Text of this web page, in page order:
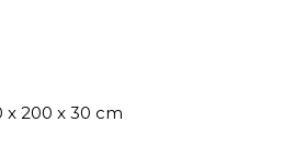
x 200 x 30 cm